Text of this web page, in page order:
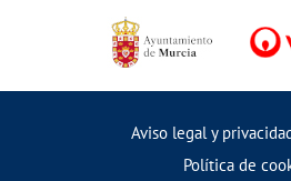
Aviso legal y
Política de